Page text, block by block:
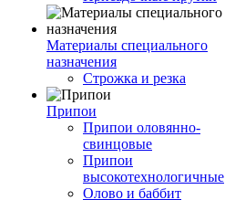
Материалы специального
назначения
Строжка и резка
Припои
Припои оловянно-
свинцовые
Припои
высокотехнологичные
Олово и баббит